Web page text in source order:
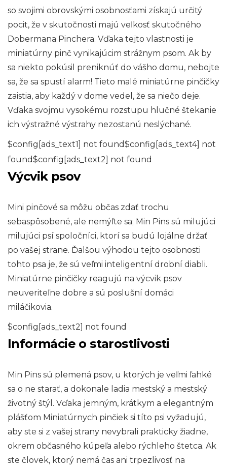
so svojimi obrovskými osobnosťami získajú určitý
pocit, že v skutočnosti majú veľkosť skutočného
Dobermana Pinchera. Vďaka tejto vlastnosti je
miniatúrny pinč vynikajúcim strážnym psom. Ak by
sa niekto pokúsil preniknúť do vášho domu, nebojte
sa, že sa spustí alarm! Tieto malé miniatúrne pinčičky
zaistia, aby každý v dome vedel, že sa niečo deje.
Vďaka svojmu vysokému rozstupu hlučné štekanie
ich výstražné výstrahy nezostanú neslýchané.
$config[ads_text1] not found$config[ads_text4] not
found$config[ads_text2] not found
Výcvik psov
Mini pinčové sa môžu občas zdať trochu
sebaspôsobené, ale nemýľte sa; Min Pins sú milujúci
milujúci psí spoločníci, ktorí sa budú lojálne držať
po vašej strane. Ďalšou výhodou tejto osobnosti
tohto psa je, že sú veľmi inteligentní drobní diabli.
Miniatúrne pinčičky reagujú na výcvik psov
neuveriteľne dobre a sú poslušní domáci
miláčikovia.
$config[ads_text2] not found
Informácie o starostlivosti
Min Pins sú plemená psov, u ktorých je veľmi ľahké
sa o ne starať, a dokonale ladia mestský a mestský
životný štýl. Vďaka jemným, krátkym a elegantným
plášťom Miniatúrnych pinčiek si títo psi vyžadujú,
aby ste si z vašej strany nevybrali prakticky žiadne,
okrem občasného kúpeľa alebo rýchleho štetca. Ak
ste človek, ktorý nemá čas ani trpezlivosť na